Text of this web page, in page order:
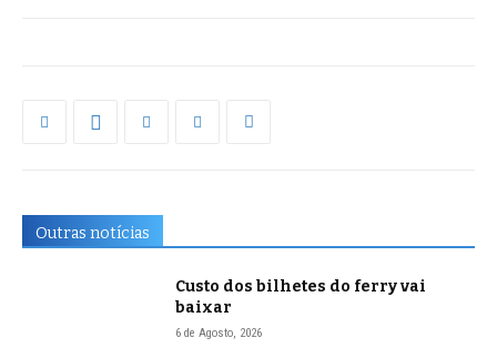
Outras notícias
Custo dos bilhetes do ferry vai
baixar
6 de Agosto, 2026